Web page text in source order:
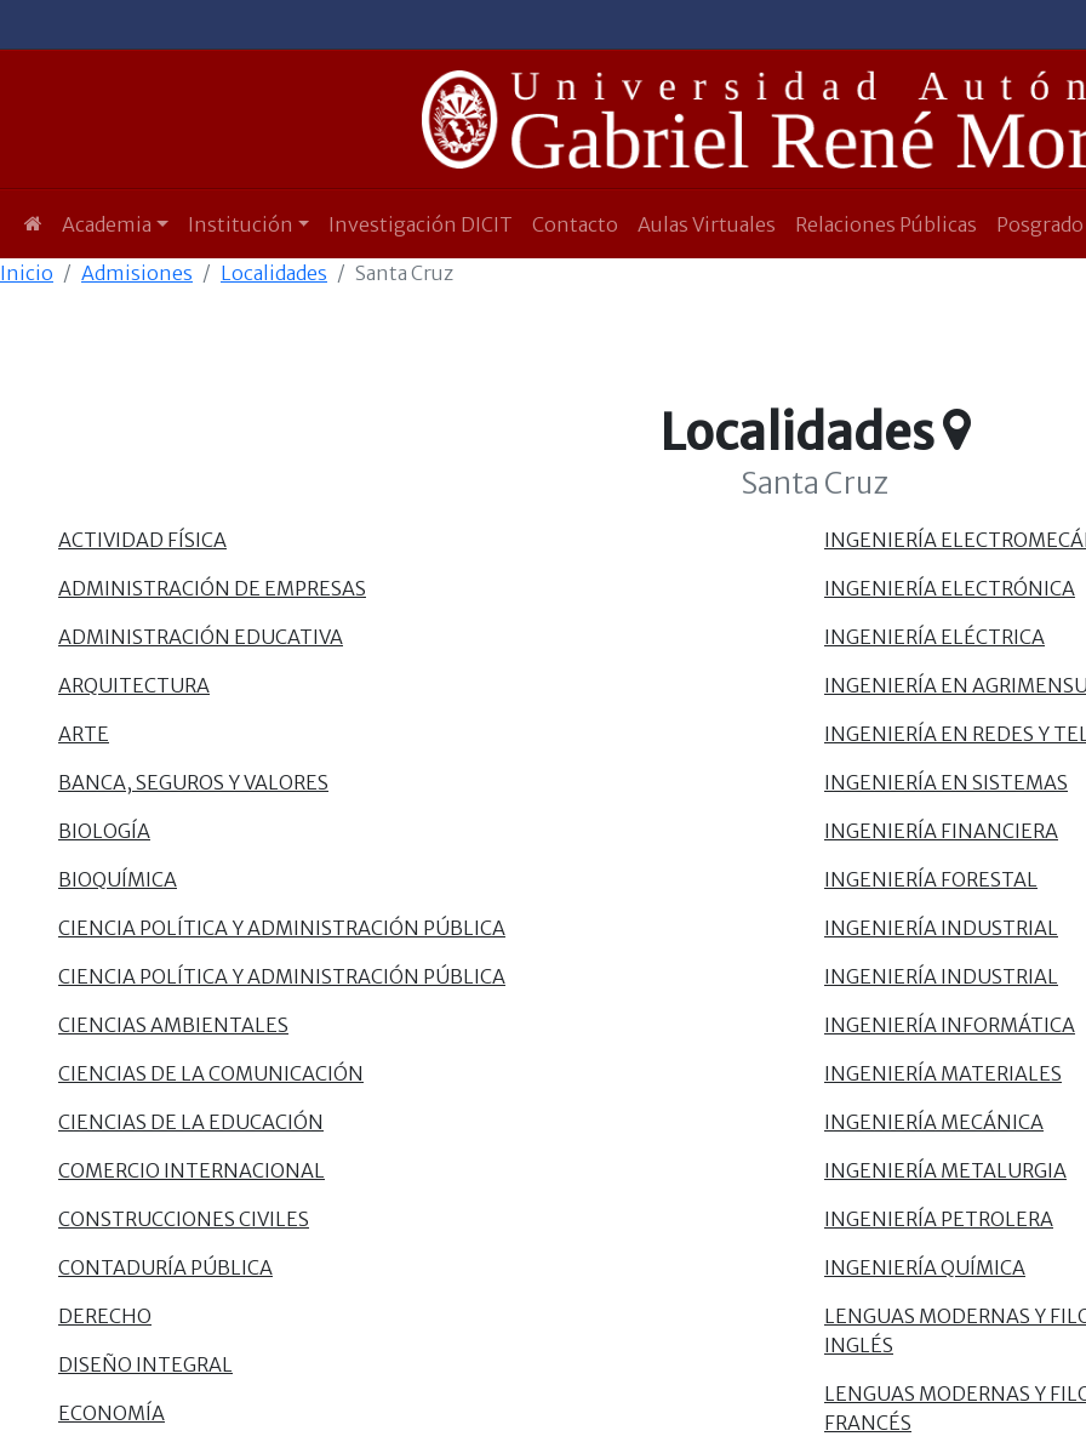
Academia Institución Investigación DICIT Contacto Aulas Virtuales Relaciones Públicas
Posgrado
Inicio
Admisiones Localidades Santa Cruz
Localidades
Santa Cruz
ACTIVIDAD FÍSICA
ADMINISTRACIÓN DE EMPRESAS
ADMINISTRACIÓN EDUCATIVA
ARQUITECTURA
ARTE
BANCA, SEGUROS Y VALORES
BIOLOGÍA
BIOQUÍMICA
CIENCIA POLÍTICA Y ADMINISTRACIÓN PÚBLICA
CIENCIA POLÍTICA Y ADMINISTRACIÓN PÚBLICA
CIENCIAS AMBIENTALES
CIENCIAS DE LA COMUNICACIÓN
CIENCIAS DE LA EDUCACIÓN
COMERCIO INTERNACIONAL
CONSTRUCCIONES CIVILES
CONTADURÍA PÚBLICA
DERECHO
DISEÑO INTEGRAL
ECONOMÍA
INGENIERÍA
INGENIERÍA ELECTRÓNICA
INGENIERÍA ELÉCTRICA
INGENIERÍA EN
INGENIERÍA EN REDES Y
INGENIERÍA EN SISTEMAS
INGENIERÍA FINANCIERA
INGENIERÍA FORESTAL
INGENIERÍA INDUSTRIAL
INGENIERÍA INDUSTRIAL
INGENIERÍA INFORMÁTICA
INGENIERÍA MATERIALES
INGENIERÍA MECÁNICA
INGENIERÍA METALURGIA
INGENIERÍA PETROLERA
INGENIERÍA QUÍMICA
LENGUAS MODERNAS Y
INGLÉS
LENGUAS MODERNAS Y
FRANCÉS